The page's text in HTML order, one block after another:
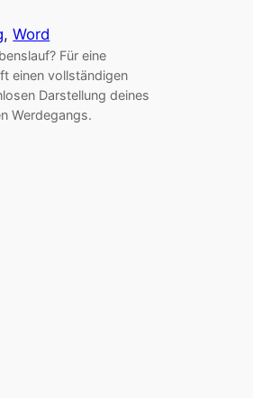
, Word
Für eine
einen vollständigen
Darstellung deines
Werdegangs.